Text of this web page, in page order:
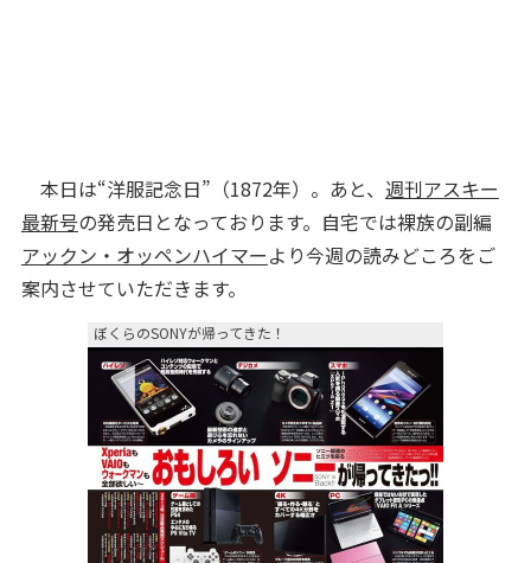
本日は“洋服記念日”（1872年）。あと、 週刊アスキー
最新号の発売日となっております。自宅では裸族の副編
アックン・オッペンハイマーより今週の読みどころをご
案内させていただきます。
ぼくらのSONYが帰ってきた！